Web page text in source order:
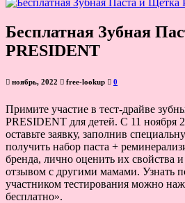
Бесплатная Зубная
PRESIDENT
ноябрь, 2022 free-lookup 0
Примите участие в тест-драйве
PRESIDENT для детей. С 11 ноября
оставьте заявку, заполнив
получить набор паста +
бренда, лично оценить их свойства
отзывом с другими мамами. Узнать
участником тестирования можно
бесплатно».